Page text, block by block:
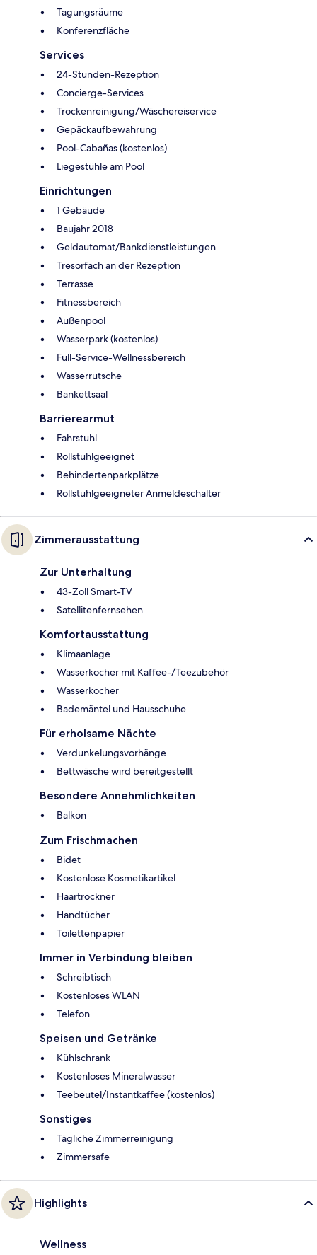
Tagungsräume
Konferenzfläche
Services
24-Stunden-Rezeption
Concierge-Services
Trockenreinigung/Wäschereiservice
Gepäckaufbewahrung
Pool-Cabañas (kostenlos)
Liegestühle am Pool
Einrichtungen
1 Gebäude
Baujahr 2018
Geldautomat/Bankdienstleistungen
Tresorfach an der Rezeption
Terrasse
Fitnessbereich
Außenpool
Wasserpark (kostenlos)
Full-Service-Wellnessbereich
Wasserrutsche
Bankettsaal
Barrierearmut
Fahrstuhl
Rollstuhlgeeignet
Behindertenparkplätze
Rollstuhlgeeigneter Anmeldeschalter
Zimmerausstattung
Zur Unterhaltung
43-Zoll Smart-TV
Satellitenfernsehen
Komfortausstattung
Klimaanlage
Wasserkocher mit Kaffee-/Teezubehör
Wasserkocher
Bademäntel und Hausschuhe
Für erholsame Nächte
Verdunkelungsvorhänge
Bettwäsche wird bereitgestellt
Besondere Annehmlichkeiten
Balkon
Zum Frischmachen
Bidet
Kostenlose Kosmetikartikel
Haartrockner
Handtücher
Toilettenpapier
Immer in Verbindung bleiben
Schreibtisch
Kostenloses WLAN
Telefon
Speisen und Getränke
Kühlschrank
Kostenloses Mineralwasser
Teebeutel/Instantkaffee (kostenlos)
Sonstiges
Tägliche Zimmerreinigung
Zimmersafe
Highlights
Wellness